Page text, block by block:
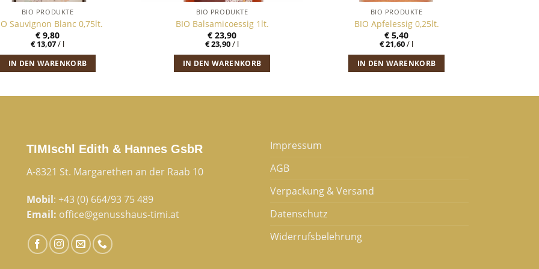
BIO PRODUKTE
Sauvignon Blanc 0,75lt.
€ 9,80
€ 13,07/ l
IN DEN WARENKORB
BIO PRODUKTE
BIO Balsamicoessig 1lt.
€ 23,90
€23,90/ l
IN DEN WARENKORB
BIO PRODUKTE
BIO Apfelessig 0,25lt.
€ 5,40
€21,60/ l
IN DEN WARENKORB
TIMIschl Edith & Hannes GsbR
A-8321 St. Margarethen an der Raab 10
Mobil: +43 (0) 664/93 75 489
Email: office@genusshaus-timi.at
Impressum
AGB
Verpackung & Versand
Datenschutz
Widerrufsbelehrung